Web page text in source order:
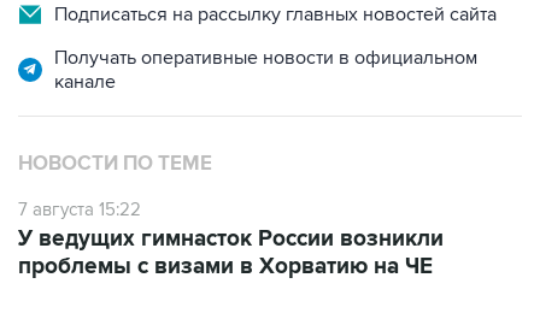
Подписаться на рассылку главных новостей сайта
Получать оперативные новости в официальном
канале
НОВОСТИ ПО ТЕМЕ
7 августа 15:22
У ведущих гимнасток России возникли
проблемы с визами в Хорватию на ЧЕ